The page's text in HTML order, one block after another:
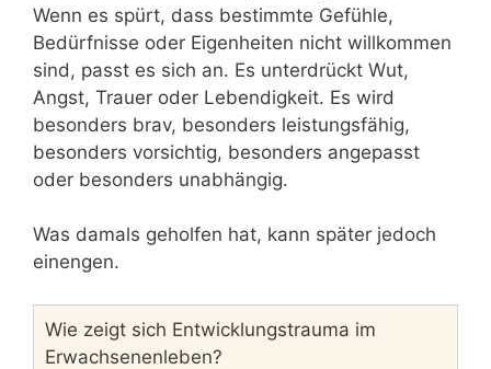
Wenn es spürt, dass bestimmte Gefühle,
Bedürfnisse oder Eigenheiten nicht willkommen
sind, passt es sich an. Es unterdrückt Wut,
Angst, Trauer oder Lebendigkeit. Es wird
besonders brav, besonders leistungsfähig,
besonders vorsichtig, besonders angepasst
oder besonders unabhängig.
Was damals geholfen hat, kann später jedoch
einengen.
Wie zeigt sich Entwicklungstrauma im
Erwachsenenleben?